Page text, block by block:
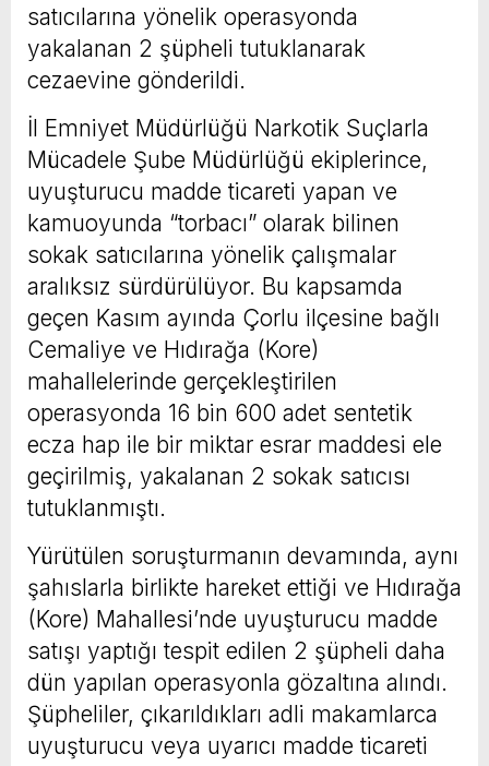
satıcılarına yönelik operasyonda
yakalanan 2 şüpheli tutuklanarak
cezaevine gönderildi.
İl Emniyet Müdürlüğü Narkotik Suçlarla
Mücadele Şube Müdürlüğü ekiplerince,
uyuşturucu madde ticareti yapan ve
kamuoyunda “torbacı” olarak bilinen
sokak satıcılarına yönelik çalışmalar
aralıksız sürdürülüyor. Bu kapsamda
geçen Kasım ayında Çorlu ilçesine bağlı
Cemaliye ve Hıdırağa (Kore)
mahallelerinde gerçekleştirilen
operasyonda 16 bin 600 adet sentetik
ecza hap ile bir miktar esrar maddesi ele
geçirilmiş, yakalanan 2 sokak satıcısı
tutuklanmıştı.
Yürütülen soruşturmanın devamında, aynı
şahıslarla birlikte hareket ettiği ve Hıdırağa
(Kore) Mahallesi’nde uyuşturucu madde
satışı yaptığı tespit edilen 2 şüpheli daha
dün yapılan operasyonla gözaltına alındı.
Şüpheliler, çıkarıldıkları adli makamlarca
uyuşturucu veya uyarıcı madde ticareti